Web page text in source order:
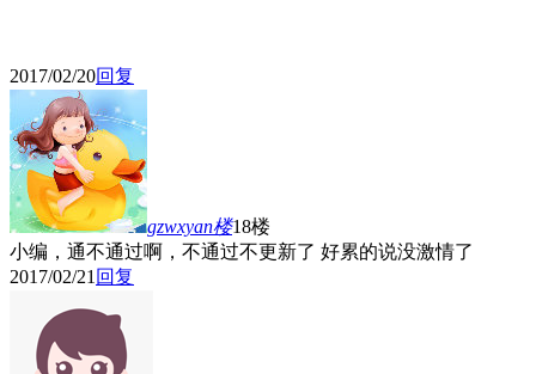
2017/02/20回复
gzwxyan楼18楼
小编，通不通过啊，不通过不更新了 好累的说没激情了
2017/02/21 回复